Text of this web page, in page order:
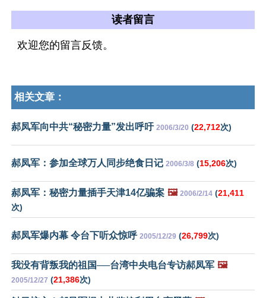
读者留言
欢迎您的留言反馈。
相关文章：
郝凤军向中共“秘密力量”发出呼吁 2006/3/20 (22,712次)
郝凤军：参加全球万人同步绝食日记 2006/3/8 (15,206次)
郝凤军：秘密力量插手天津14亿骗案 🖼️ 2006/2/14 (21,411
次)
郝凤军爆内幕 令台下听众惊呼 2005/12/29 (26,799次)
我没有背叛我的祖国──台湾中央电台专访郝凤军 🖼️
2005/12/27 (21,386次)